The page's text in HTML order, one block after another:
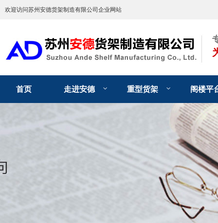
欢迎访问苏州安德货架制造有限公司企业网站
首页 走进安德 重型货架 阁楼平